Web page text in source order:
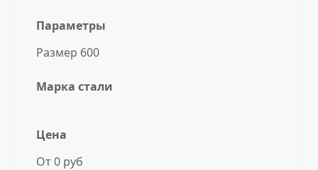
Параметры
Размер 600
Марка стали
Цена
От 0 руб